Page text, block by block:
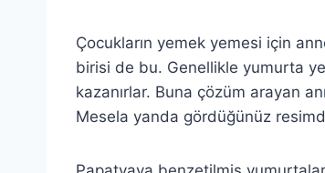
Çocukların yemek yemesi için
birisi de bu. Genellikle yumurta
kazanırlar. Buna çözüm arayan
Mesela yanda gördüğünüz